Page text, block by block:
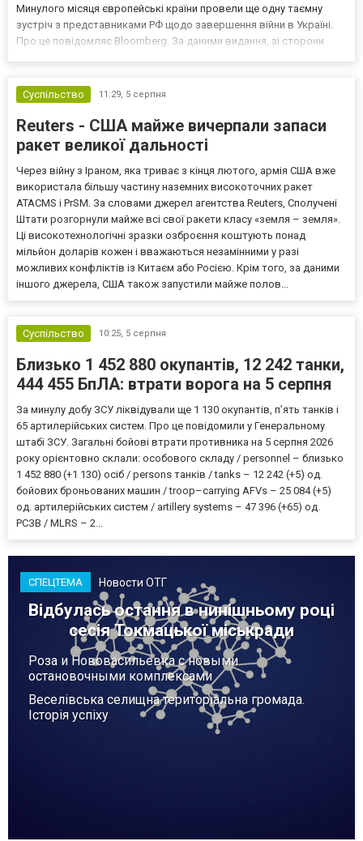
Минулого місяця європейські країни провели ще одну таємну
зустріч з представниками РФ щодо завершення війни в Україні.
Про це повідомляє Bloomberg. За даними видання, зі сторони
Суспільство
11:29, 5 серпня
Reuters - США майже вичерпали запаси
ракет великої дальності
Через війну з Іраном, яка триває з кінця лютого, армія США вже
використала більшу частину наземних високоточних ракет
ATACMS і PrSM. За словами джерел агентства Reuters, Сполучені
Штати розгорнули майже всі свої ракети класу «земля – земля».
Ці високотехнологічні зразки озброєння коштують понад
мільйон доларів кожен і вважаються незамінними у разі
можливих конфліктів із Китаєм або Росією. Крім того, за даними
іншого джерела, США також запустили майже полов...
Суспільство 10:25, 5 серпня
Близько 1 452 880 окупантів, 12 242 танки,
444 455 БпЛА: втрати ворога на 5 серпня
За минулу добу ЗСУ ліквідували ще 1 130 окупантів, пʼять танків і
65 артилерійських систем. Про це повідомили у Генеральному
штабі ЗСУ. Загальні бойові втрати противника на 5 серпня 2026
року орієнтовно склали: особового складу / personnel – близько
1 452 880 (+1 130) осіб / persons танків / tanks – 12 242 (+5) од.
бойових броньованих машин / troop–carrying AFVs – 25 084 (+5)
од. артилерійських систем / artillery systems – 47 396 (+65) од.
РСЗВ / MLRS – 2...
СПЕЦТЕМА Новости ОТГ
Відбулась остання в нинішньому році
сесія Токмацької міськради
Роза и Нововасильевка с новыми
остановочными комплексами
Веселівська селищна територіальна громада.
Історія успіху